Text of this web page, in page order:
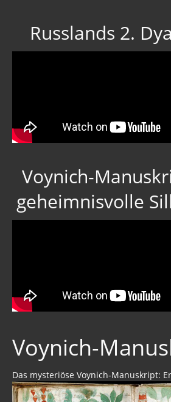
Russlands 2.
Voynich-
geheimnisvolle
Voynich-
Das mysteriöse Voynich-Manuskript: